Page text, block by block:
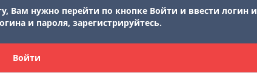
Вам нужно перейти по кнопке Войти и ввести логин и
и пароля, зарегистрируйтесь.
Войти